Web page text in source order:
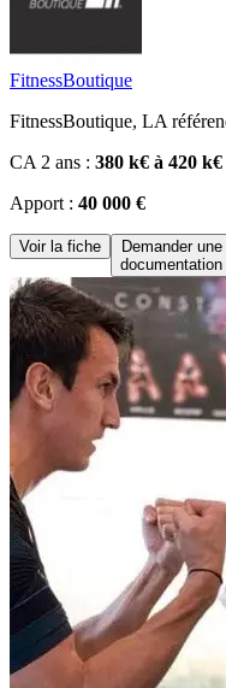
FitnessBoutique
FitnessBoutique, LA
CA 2 ans : 380 k€ à 420 k€
Apport : 40 000 €
Voir la fiche
Demander une
documentation